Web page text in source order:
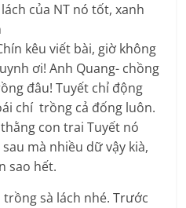
của NT nó tốt, xanh
kêu viết bài, giờ không
ơi! Anh Quang- chồng
đâu! Tuyết chỉ động
chí trồng cả đống luôn.
con trai Tuyết nó
mà nhiều dữ vậy kià,
sao hết.
sà lách nhé. Trước